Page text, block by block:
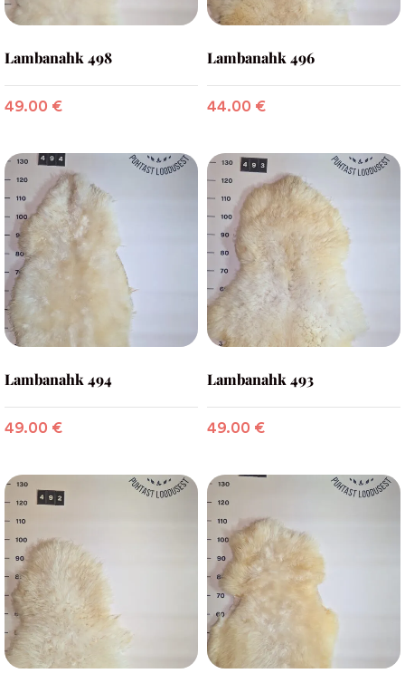
Lambanahk 498
49.00 €
Lambanahk 496
44.00 €
Lambanahk 494
49.00 €
Lambanahk 493
49.00 €